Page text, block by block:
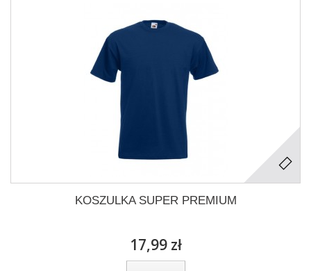
KOSZULKA SUPER PREMIUM
17,99 zł